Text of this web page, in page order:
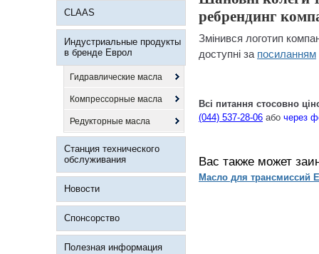
CLAAS
Индустриальные продукты
в бренде Еврол
Гидравлические масла
Компрессорные масла
Редукторные масла
Станция технического
обслуживания
Новости
Спонсорство
Полезная информация
ребрендинг
Змінився логотип
доступні за посиланням
Всі питання стосовно
(044) 537-28-06 або через
Вас также может
Масло для трансмиссий